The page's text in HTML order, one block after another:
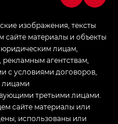
изображения, тексты
материалы и объекты
лицам,
агентствам,
с условиями договоров,
лицами
третьими лицами.
сайте материалы или
использованы или